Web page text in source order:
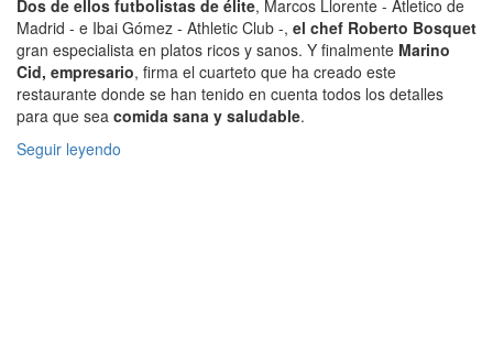
Dos de ellos futbolistas de élite, Marcos Llorente - Atletico de
Madrid - e Ibai Gómez - Athletic Club -, el chef Roberto Bosquet
gran especialista en platos ricos y sanos. Y finalmente Marino
Cid, empresario, firma el cuarteto que ha creado este
restaurante donde se han tenido en cuenta todos los detalles
para que sea comida sana y saludable.
Seguir leyendo